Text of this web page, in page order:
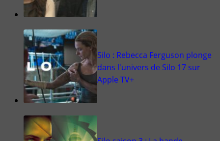
Silo : Rebecca Ferguson plonge
dans l'univers de Silo 17 sur
Apple TV+